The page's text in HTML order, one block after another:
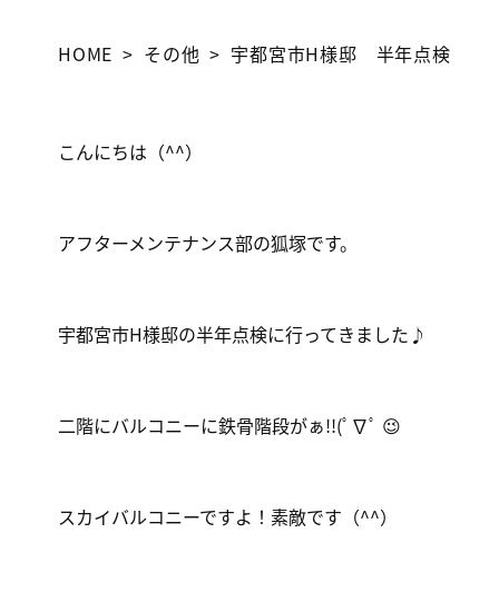
HOME その他 宇都宮市H様邸 半年点検
こんにちは（^^）
アフターメンテナンス部の狐塚です。
宇都宮市H様邸の半年点検に行ってきました♪
二階にバルコニーに鉄骨階段がぁ!!(ﾟ∇ﾟ 😉
スカイバルコニーですよ！素敵です（^^）